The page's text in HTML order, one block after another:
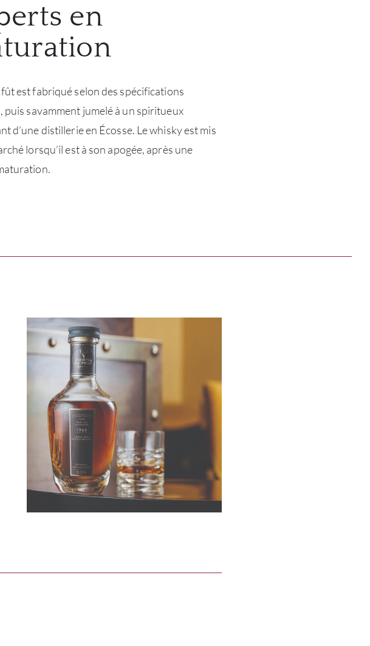
en
est fabriqué selon des spécifications
puis savamment jumelé à un spiritueux
d’une distillerie en Écosse. Le whisky est mis
lorsqu’il est à son apogée, après une